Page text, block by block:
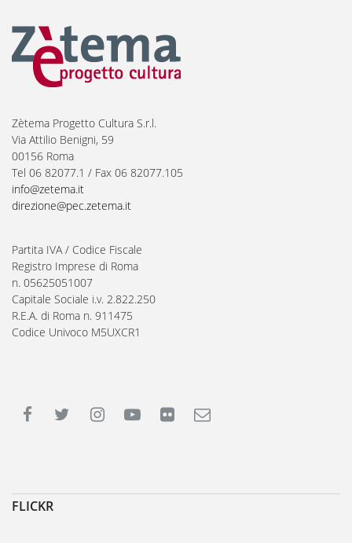
Zètema Progetto Cultura S.r.l.
Via Attilio Benigni, 59
00156 Roma
Tel 06 82077.1 / Fax 06 82077.105
info@zetema.it
direzione@pec.zetema.it
Partita IVA / Codice Fiscale
Registro Imprese di Roma
n. 05625051007
Capitale Sociale i.v. 2.822.250
R.E.A. di Roma n. 911475
Codice Univoco M5UXCR1
FLICKR